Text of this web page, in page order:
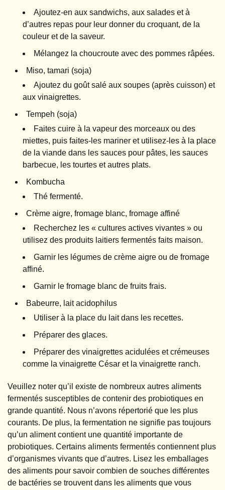
Ajoutez-en aux sandwichs, aux salades et à
d’autres repas pour leur donner du croquant, de la
couleur et de la saveur.
Mélangez la choucroute avec des pommes râpées.
Miso, tamari (soja)
Ajoutez du goût salé aux soupes (après cuisson) et
aux vinaigrettes.
Tempeh (soja)
Faites cuire à la vapeur des morceaux ou des
miettes, puis faites-les mariner et utilisez-les à la place
de la viande dans les sauces pour pâtes, les sauces
barbecue, les tourtes et autres plats.
Kombucha
Thé fermenté.
Crème aigre, fromage blanc, fromage affiné
Recherchez les « cultures actives vivantes » ou
utilisez des produits laitiers fermentés faits maison.
Garnir les légumes de crème aigre ou de fromage
affiné.
Garnir le fromage blanc de fruits frais.
Babeurre, lait acidophilus
Utiliser à la place du lait dans les recettes.
Préparer des glaces.
Préparer des vinaigrettes acidulées et crémeuses
comme la vinaigrette César et la vinaigrette ranch.
Veuillez noter qu’il existe de nombreux autres aliments
fermentés susceptibles de contenir des probiotiques en
grande quantité. Nous n’avons répertorié que les plus
courants. De plus, la fermentation ne signifie pas toujours
qu’un aliment contient une quantité importante de
probiotiques. Certains aliments fermentés contiennent plus
d’organismes vivants que d’autres. Lisez les emballages
des aliments pour savoir combien de souches différentes
de bactéries se trouvent dans les aliments que vous